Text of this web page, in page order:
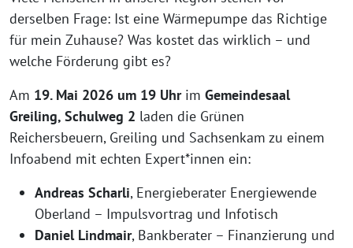
derselben Frage: Ist eine Wärmepumpe das Richtige
für mein Zuhause? Was kostet das wirklich – und
welche Förderung gibt es?
Am 19. Mai 2026 um 19 Uhrim Gemeindesaal
Greiling, Schulweg 2 laden die Grünen
Reichersbeuern, Greiling und Sachsenkam zu einem
Infoabend mit echten Expert*innen ein:
Andreas Scharli, Energieberater Energiewende
Oberland – Impulsvortrag und Infotisch
Daniel Lindmair, Bankberater – Finanzierung und